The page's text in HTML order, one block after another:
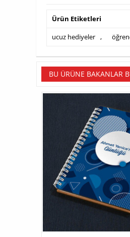
Ürün Etiketleri
ucuz hediyeler ,
BU ÜRÜNE BAKANLAR